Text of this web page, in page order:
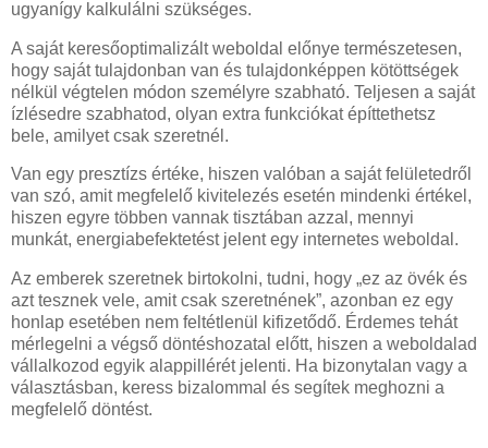
ugyanígy kalkulálni szükséges.
A saját keresőoptimalizált weboldal előnye természetesen,
hogy saját tulajdonban van és tulajdonképpen kötöttségek
nélkül végtelen módon személyre szabható. Teljesen a saját
ízlésedre szabhatod, olyan extra funkciókat építtethetsz
bele, amilyet csak szeretnél.
Van egy presztízs értéke, hiszen valóban a saját felületedről
van szó, amit megfelelő kivitelezés esetén mindenki értékel,
hiszen egyre többen vannak tisztában azzal, mennyi
munkát, energiabefektetést jelent egy internetes weboldal.
Az emberek szeretnek birtokolni, tudni, hogy „ez az övék és
azt tesznek vele, amit csak szeretnének”, azonban ez egy
honlap esetében nem feltétlenül kifizetődő. Érdemes tehát
mérlegelni a végső döntéshozatal előtt, hiszen a weboldalad
vállalkozod egyik alappillérét jelenti. Ha bizonytalan vagy a
választásban, keress bizalommal és segítek meghozni a
megfelelő döntést.